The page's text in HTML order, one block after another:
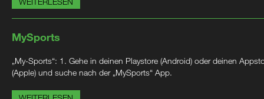
MySports
„My-Sports“: 1. Gehe in deinen Playstore (Android) oder deinen
(Apple) und suche nach der „MySports“ App.